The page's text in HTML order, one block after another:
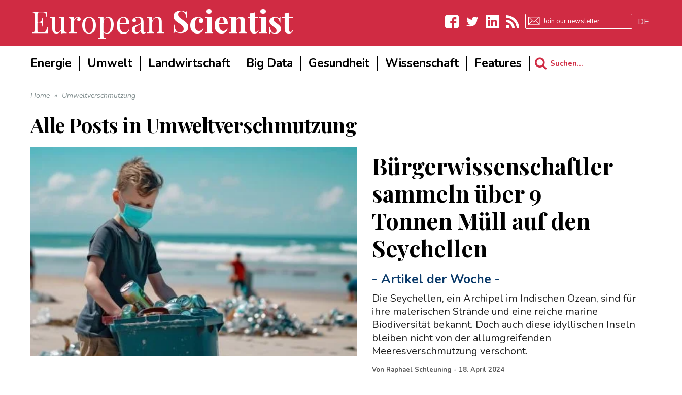
European Scientist
FacebookTwitter
DE
Energie Umwelt Landwirtschaft Big Data Gesundheit Wissenschaft Features
Search
Home » Umweltverschmutzung
Alle Posts in Umweltverschmutzung
Bürgerwissenschaftler
sammeln über 9
Tonnen Müll auf den
Seychellen
-Artikel der Woche -
Die Seychellen, ein Archipel im Indischen Ozean, sind für
ihre malerischen Strände und eine reiche marine
Biodiversität bekannt. Doch auch diese idyllischen Inseln
bleiben nicht von der allumgreifenden
Meeresverschmutzung verschont.
Von Raphael Schleuning - 18. April 2024